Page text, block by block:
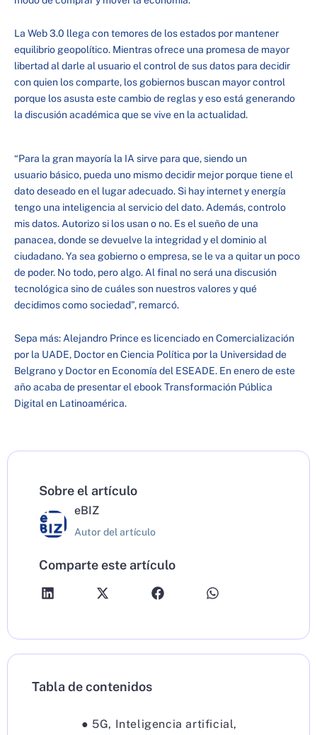
La Web 3.0 llega con temores de los estados por mantener
equilibrio geopolítico. Mientras ofrece una promesa de mayor
libertad al darle al usuario el control de sus datos para decidir
con quien los comparte, los gobiernos buscan mayor control
porque los asusta este cambio de reglas y eso está generando
la discusión académica que se vive en la actualidad.
“Para la gran mayoría la IA sirve para que, siendo un
usuario básico, pueda uno mismo decidir mejor porque tiene el
dato deseado en el lugar adecuado. Si hay internet y energía
tengo una inteligencia al servicio del dato. Además, controlo
mis datos. Autorizo si los usan o no. Es el sueño de una
panacea, donde se devuelve la integridad y el dominio al
ciudadano. Ya sea gobierno o empresa, se le va a quitar un poco
de poder. No todo, pero algo. Al final no será una discusión
tecnológica sino de cuáles son nuestros valores y qué
decidimos como sociedad”, remarcó.
Sepa más: Alejandro Prince es licenciado en Comercialización
por la UADE, Doctor en Ciencia Política por la Universidad de
Belgrano y Doctor en Economía del ESEADE. En enero de este
año acaba de presentar el ebook Transformación Pública
Digital en Latinoamérica.
Sobre el artículo
eBIZ
Autor del artículo
Comparte este artículo
Tabla de contenidos
● 5G, Inteligencia artificial,